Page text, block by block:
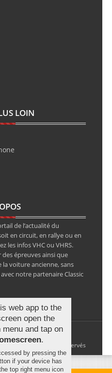
LOIN
de l’actualité du
en circuit, en rallye ou en
les infos VHC ou VHRS.
des épreuves ainsi que
la voiture ancienne, sans
notre partenaire Classic
tous droits réservés
web app to the
open the
menu and tap on
.
by pressing the
if your device has
top right menu icon